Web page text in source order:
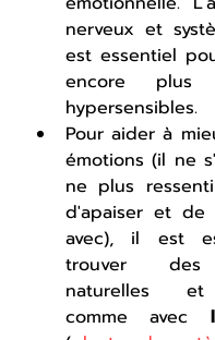
nerveux et
est essentiel
encore
hypersensibles.
Pour aider à
émotions (il ne
ne plus
d'apaiser et de
avec), il est
trouver des
naturelles et
comme avec